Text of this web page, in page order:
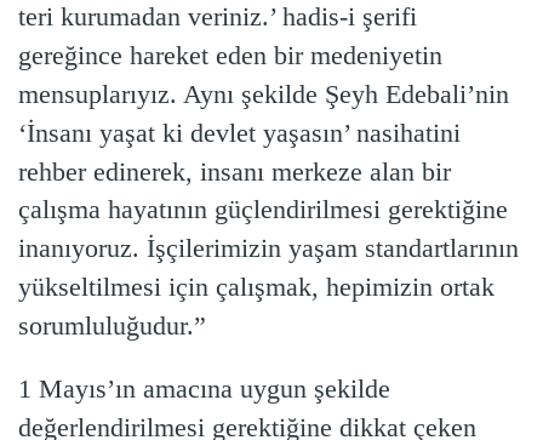
teri kurumadan veriniz.’ hadis-i şerifi
gereğince hareket eden bir medeniyetin
mensuplarıyız. Aynı şekilde Şeyh Edebali’nin
‘İnsanı yaşat ki devlet yaşasın’ nasihatini
rehber edinerek, insanı merkeze alan bir
çalışma hayatının güçlendirilmesi gerektiğine
inanıyoruz. İşçilerimizin yaşam standartlarının
yükseltilmesi için çalışmak, hepimizin ortak
sorumluluğudur.”
1 Mayıs’ın amacına uygun şekilde
değerlendirilmesi gerektiğine dikkat çeken